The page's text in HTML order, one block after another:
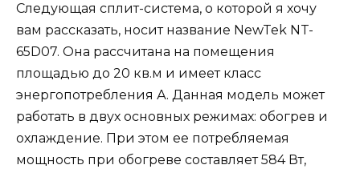
Следующая сплит-система, о которой я хочу
вам рассказать, носит название NewTek NT-
65D07. Она рассчитана на помещения
площадью до 20 кв.м и имеет класс
энергопотребления А. Данная модель может
работать в двух основных режимах: обогрев и
охлаждение. При этом ее потребляемая
мощность при обогреве составляет 584 Вт,